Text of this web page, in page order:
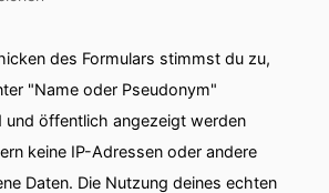
Mal online zugeschaltet
willkommen Herr Moser!
dass Sie da sind.
sie sich gerne einmal unsere
des Formulars stimmst du zu,
"Name oder Pseudonym"
öffentlich angezeigt werden
keine IP-Adressen oder andere
Daten. Die Nutzung deines echten